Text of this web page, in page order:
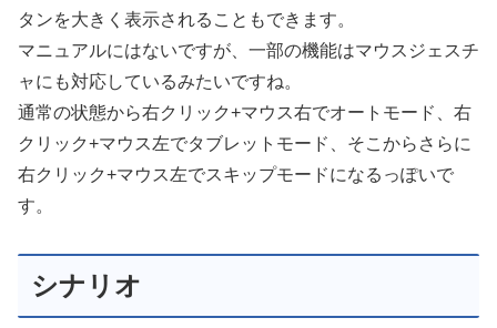
タンを大きく表示されることもできます。
マニュアルにはないですが、一部の機能はマウスジェスチ
ャにも対応しているみたいですね。
通常の状態から右クリック+マウス右でオートモード、右
クリック+マウス左でタブレットモード、そこからさらに
右クリック+マウス左でスキップモードになるっぽいで
す。
シナリオ